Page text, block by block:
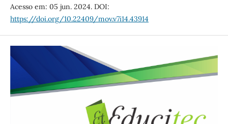
Acesso em: 05 jun. 2024. DOI:
https://doi.org/10.22409/mov.v7i14.43914